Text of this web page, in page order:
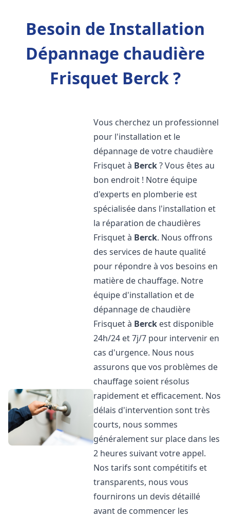
Besoin de Installation
Dépannage chaudière
Frisquet Berck ?
Vous cherchez un professionnel
pour l'installation et le
dépannage de votre chaudière
Frisquet à Berck? Vous êtes au
bon endroit ! Notre équipe
d'experts en plomberie est
spécialisée dans l'installation et
la réparation de chaudières
Frisquet à Berck. Nous offrons
des services de haute qualité
pour répondre à vos besoins en
matière de chauffage. Notre
équipe d'installation et de
dépannage de chaudière
Frisquet à Berck est disponible
24h/24 et 7j/7 pour intervenir en
cas d'urgence. Nous nous
assurons que vos problèmes de
chauffage soient résolus
rapidement et efficacement. Nos
délais d'intervention sont très
courts, nous sommes
généralement sur place dans les
2 heures suivant votre appel.
Nos tarifs sont compétitifs et
transparents, nous vous
fournirons un devis détaillé
avant de commencer les